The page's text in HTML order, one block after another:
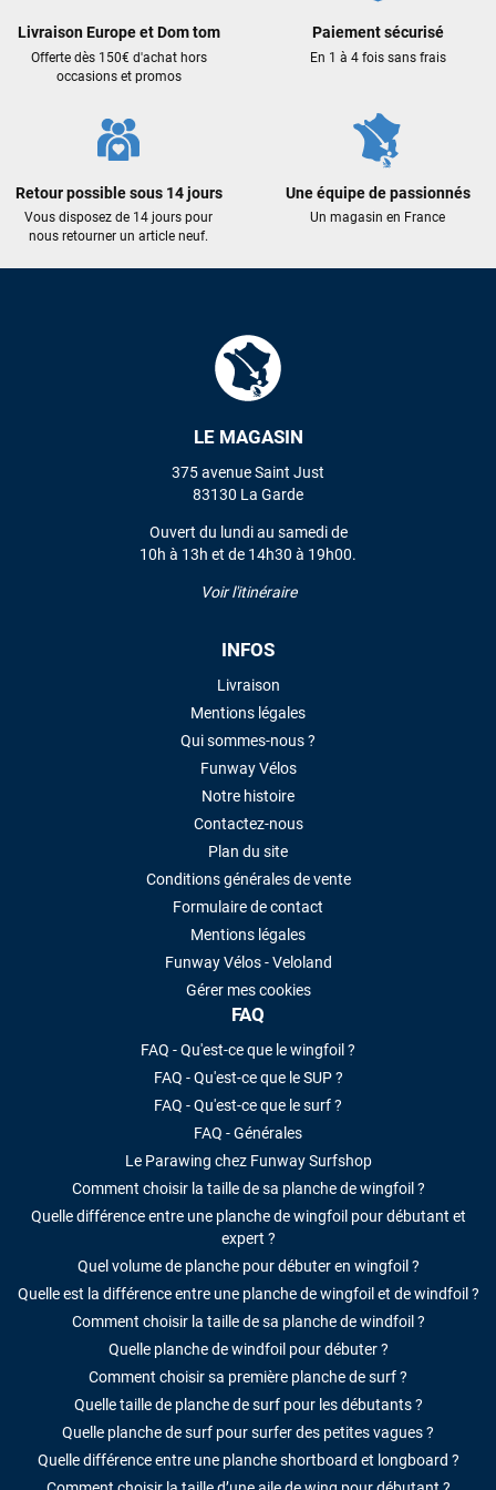
Livraison Europe et Dom tom
Offerte dès 150€ d'achat hors
occasions et promos
Paiement sécurisé
En 1 à 4 fois sans frais
Retour possible sous 14 jours
Vous disposez de 14 jours pour
nous retourner un article neuf.
Une équipe de passionnés
Un magasin en France
LE MAGASIN
375 avenue Saint Just
83130 La Garde
Ouvert du lundi au samedi de
10h à 13h et de 14h30 à 19h00.
Voir l'itinéraire
INFOS
Livraison
Mentions légales
Qui sommes-nous ?
Funway Vélos
Notre histoire
Contactez-nous
Plan du site
Conditions générales de vente
Formulaire de contact
Mentions légales
Funway Vélos - Veloland
Gérer mes cookies
FAQ
FAQ - Qu'est-ce que le wingfoil ?
FAQ - Qu'est-ce que le SUP ?
FAQ - Qu'est-ce que le surf ?
FAQ - Générales
Le Parawing chez Funway Surfshop
Comment choisir la taille de sa planche de wingfoil ?
Quelle différence entre une planche de wingfoil pour débutant et
expert ?
Quel volume de planche pour débuter en wingfoil ?
Quelle est la différence entre une planche de wingfoil et de windfoil ?
Comment choisir la taille de sa planche de windfoil ?
Quelle planche de windfoil pour débuter ?
Comment choisir sa première planche de surf ?
Quelle taille de planche de surf pour les débutants ?
Quelle planche de surf pour surfer des petites vagues ?
Quelle différence entre une planche shortboard et longboard ?
encore pour cette severne dyno !
J'ai acheté une voile d'occasion depuis Tahiti. Super service.
L'envoi a été rapide. La voile est arrivée en super état.